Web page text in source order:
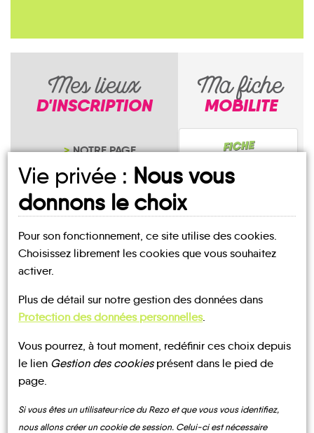
Mes lieux
D'INSCRIPTION
NOTRE PAGE
D'INSCRIPTION
Ma fiche
MOBILITE
Grande-Rivière-
UN AVIS, UN TÉMOIGNAGE
À PARTAGER ?
Vie privée : Nous vous
donnons le choix
Pour son fonctionnement, ce site utilise des cookies.
Choisissez librement les cookies que vous souhaitez
activer.
Plus de détail sur notre gestion des données dans
Protection des données personnelles.
Vous pourrez, à tout moment, redéfinir ces choix depuis
le lien Gestion des cookiesprésent dans le pied de
page.
Si vous êtes un utilisateur·rice du Rezo et que vous vous identifiez,
nous allons créer un cookie de session. Celui-ci est nécessaire